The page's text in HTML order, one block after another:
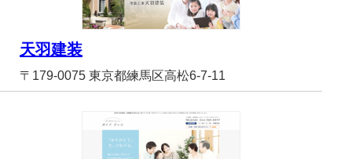
天羽建装
〒179-0075 東京都練馬区高松6-7-11